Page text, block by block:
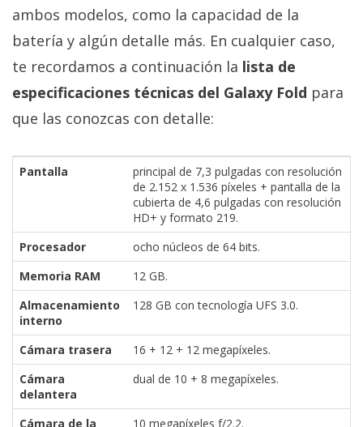
ambos modelos, como la capacidad de la
batería y algún detalle más. En cualquier caso,
te recordamos a continuación la lista de
especificaciones técnicas del Galaxy Fold para
que las conozcas con detalle:
Pantalla
principal de 7,3 pulgadas con resolución
de 2.152 x 1.536 píxeles + pantalla de la
cubierta de 4,6 pulgadas con resolución
HD+ y formato 219.
Procesador
ocho núcleos de 64 bits.
Memoria RAM
12 GB.
Almacenamiento
interno
128 GB con tecnología UFS 3.0.
Cámara trasera
16 + 12 + 12 megapíxeles.
Cámara
delantera
dual de 10 + 8 megapíxeles.
Cámara de la
10 megapíxeles f/2.2.